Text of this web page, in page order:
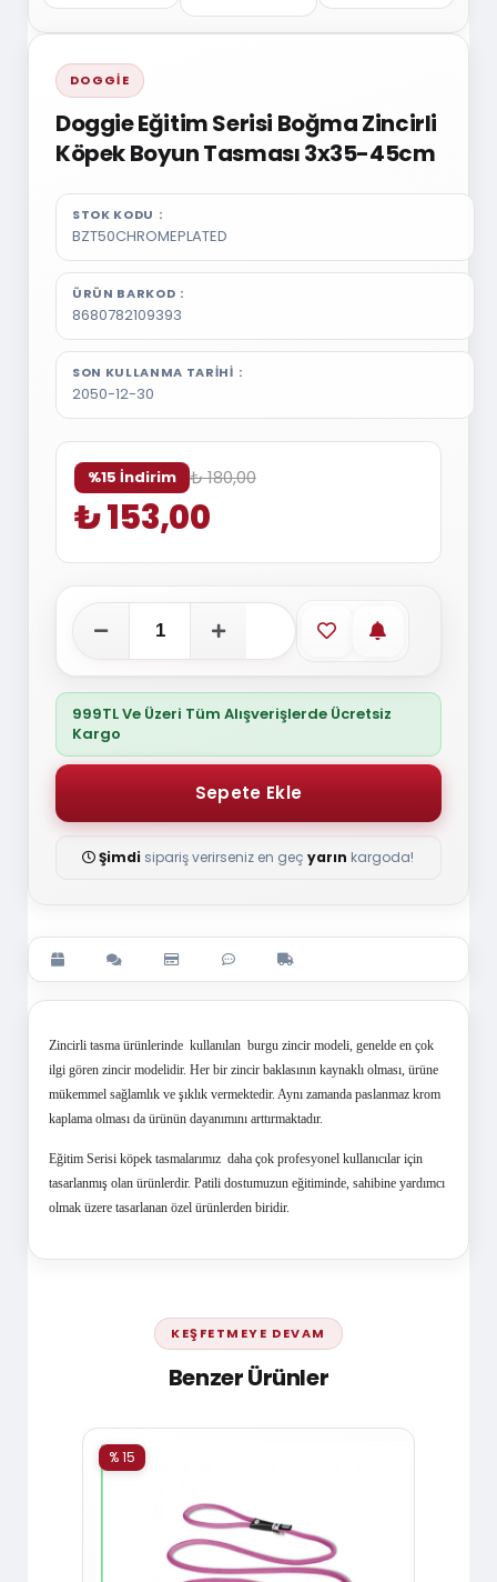
DOGGIE
Doggie Eğitim Serisi Boğma Zincirli
Köpek Boyun Tasması 3x35-45cm
STOK KODU
BZT50CHROMEPLATED
ÜRÜN BARKOD
8680782109393
SON KULLANMA TARIHI
2050-12-30
%15 İndirim ₺ 180,00
₺ 153,00
Favorilere ekle
Stoğa
999TL Ve Üzeri Tüm Alışverişlerde Ücretsiz
Kargo
Şimdi sipariş verirseniz en geçyarın kargoda!
Zincirli tasma ürünlerinde kullanılan burgu zincir modeli, genelde en çok
ilgi gören zincir modelidir. Her bir zincir baklasının kaynaklı olması, ürüne
mükemmel sağlamlık ve şıklık vermektedir. Aynı zamanda paslanmaz krom
kaplama olması da ürünün dayanımını arttırmaktadır.
Eğitim Serisi köpek tasmalarımız daha çok profesyonel kullanıcılar için
tasarlanmış olan ürünlerdir. Patili dostumuzun eğitiminde, sahibine yardımcı
olmak üzere tasarlanan özel ürünlerden biridir.
KEŞFETMEYE DEVAM
Benzer Ürünler
% 15